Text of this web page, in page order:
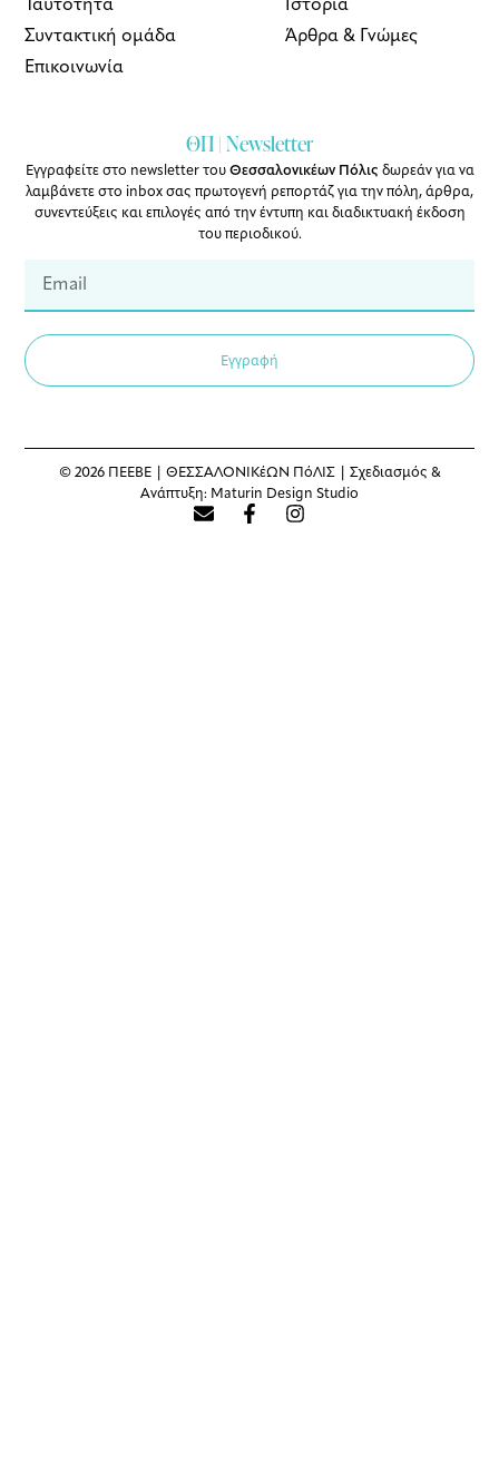
Συντακτική ομάδα
Επικοινωνία
Άρθρα & Γνώμες
ΘΠ | Newsletter
Εγγραφείτε στο newsletter του Θεσσαλονικέων Πόλις δωρεάν για να
λαμβάνετε στο inbox σας πρωτογενή ρεπορτάζ για την πόλη, άρθρα,
συνεντεύξεις και επιλογές από την έντυπη και διαδικτυακή έκδοση
του περιοδικού.
Εγγραφή
© 2026 ΠΕΕΒΕ | ΘΕΣΣΑΛΟΝΙΚέΩΝ ΠόΛΙΣ | Σχεδιασμός &
Ανάπτυξη: Maturin Design Studio